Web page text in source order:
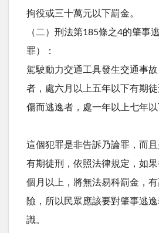
拘役或三十萬元以下罰金。
（二）刑法第185條之4的肇事
罪）：
駕駛動力交通工具發生交通事
者，處六月以上五年以下有期
傷而逃逸者，處一年以上七年以
這個犯罪是非告訴乃論罪，而
有期徒刑，依照法律規定，如
個月以上，將無法易科罰金，
險，所以民眾應該要對肇事逃
識。